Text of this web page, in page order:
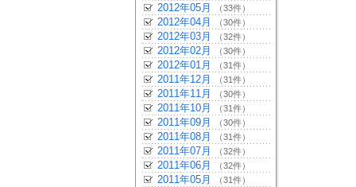
2012年05月 （33件）
2012年04月 （30件）
2012年03月 （32件）
2012年02月 （30件）
2012年01月 （31件）
2011年12月 （31件）
2011年11月 （30件）
2011年10月 （31件）
2011年09月 （30件）
2011年08月 （31件）
2011年07月 （32件）
2011年06月 （32件）
2011年05月 （31件）